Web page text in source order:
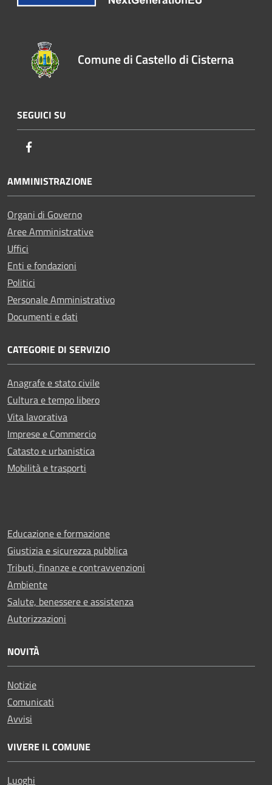
Comune di Castello di Cisterna
SEGUICI SU
AMMINISTRAZIONE
Organi di Governo
Aree Amministrative
Uffici
Enti e fondazioni
Politici
Personale Amministrativo
Documenti e dati
CATEGORIE DI SERVIZIO
Anagrafe e stato civile
Cultura e tempo libero
Vita lavorativa
Imprese e Commercio
Catasto e urbanistica
Mobilità e trasporti
Educazione e formazione
Giustizia e sicurezza pubblica
Tributi, finanze e contravvenzioni
Ambiente
Salute, benessere e assistenza
Autorizzazioni
NOVITÀ
Notizie
Comunicati
Avvisi
VIVERE IL COMUNE
Luoghi